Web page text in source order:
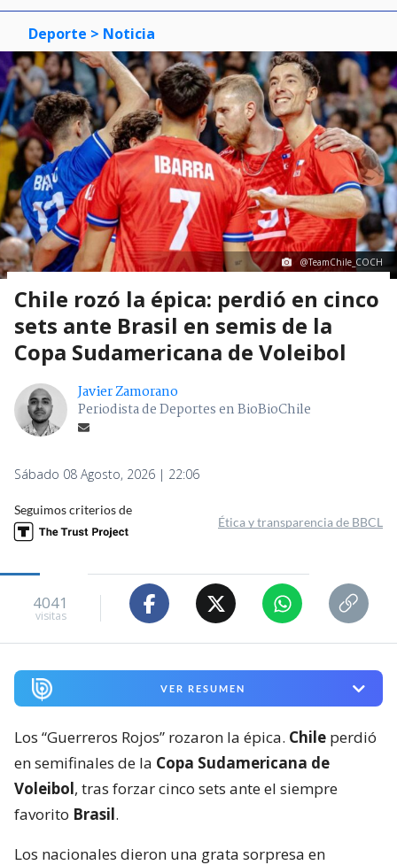
Deporte > Noticia
@TeamChile_COCH
Chile rozó la épica: perdió en cinco
sets ante Brasil en semis de la
Copa Sudamericana de Voleibol
Javier Zamorano
Periodista de Deportes en BioBioChile
Sábado 08 Agosto, 2026 | 22:06
Seguimos criterios de
Ética y transparencia de BBCL
4041
visitas
VER RESUMEN
Los “Guerreros Rojos” rozaron la épica. Chile perdió
en semifinales de la Copa Sudamericana de
Voleibol, tras forzar cinco sets ante el siempre
favorito Brasil.
Los nacionales dieron una grata sorpresa en